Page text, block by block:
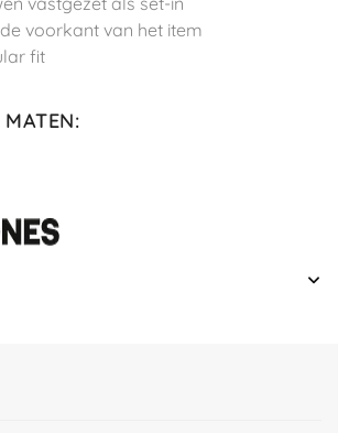
voorkant van het item
fit
: